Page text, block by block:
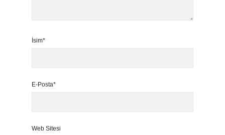
İsim*
E-Posta*
Web Sitesi